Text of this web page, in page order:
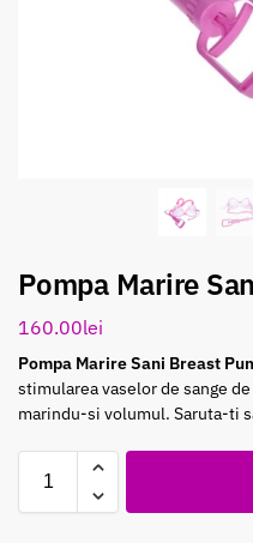
Pompa Marire
160.00lei
Pompa Marire Sani Breast
stimularea vaselor de sange
marindu-si volumul. Saruta-ti